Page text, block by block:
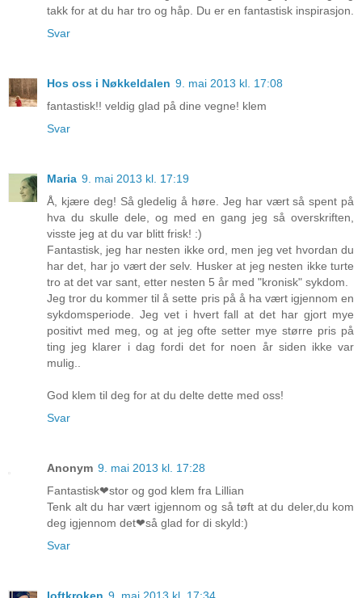
takk for at du har tro og håp. Du er en fantastisk inspirasjon.
Svar
Hos oss i Nøkkeldalen 9. mai 2013 kl. 17:08
fantastisk!! veldig glad på dine vegne! klem
Svar
Maria 9. mai 2013 kl. 17:19
Å, kjære deg! Så gledelig å høre. Jeg har vært så spent på
hva du skulle dele, og med en gang jeg så overskriften,
visste jeg at du var blitt frisk! :)
Fantastisk, jeg har nesten ikke ord, men jeg vet hvordan du
har det, har jo vært der selv. Husker at jeg nesten ikke turte
tro at det var sant, etter nesten 5 år med "kronisk" sykdom.
Jeg tror du kommer til å sette pris på å ha vært igjennom en
sykdomsperiode. Jeg vet i hvert fall at det har gjort mye
positivt med meg, og at jeg ofte setter mye større pris på
ting jeg klarer i dag fordi det for noen år siden ikke var
mulig..
God klem til deg for at du delte dette med oss!
Svar
Anonym 9. mai 2013 kl. 17:28
Fantastisk❤stor og god klem fra Lillian
Tenk alt du har vært igjennom og så tøft at du deler,du kom
deg igjennom det❤så glad for di skyld:)
Svar
loftkroken 9. mai 2013 kl. 17:34